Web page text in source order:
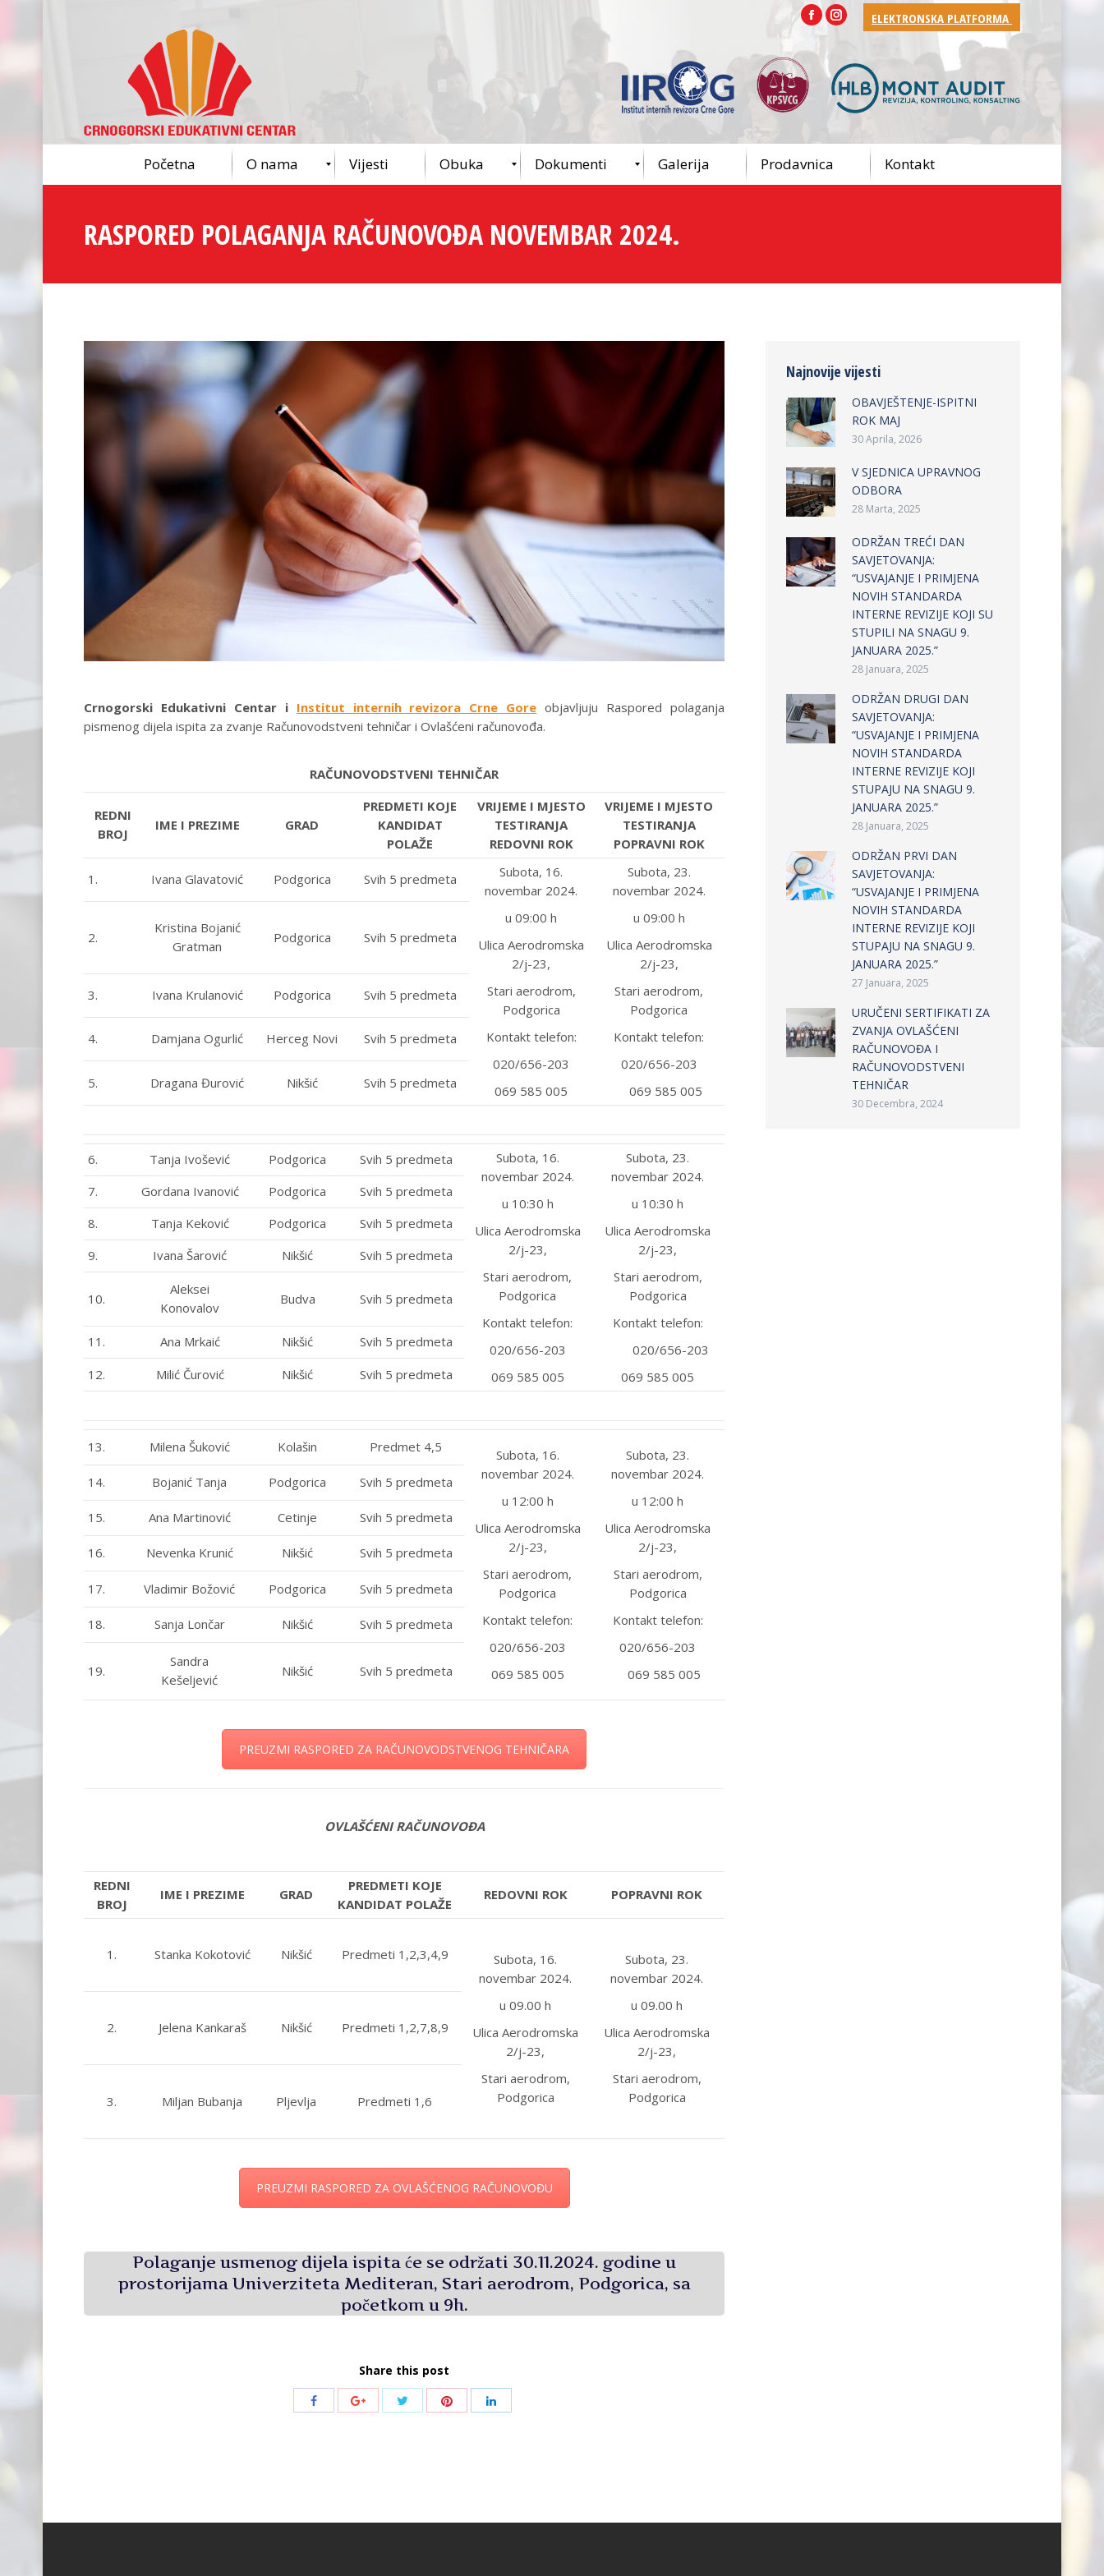
FacebookInstagramELEKTRONSKA PLATFORMA
Početna O nama Vijesti Obuka Dokumenti Galerija Prodavnica Kontakt
RASPORED POLAGANJA RAČUNOVOĐA NOVEMBAR 2024.
Crnogorski Edukativni Centar i Institut internih revizora Crne Gore objavljuju Raspored polaganja
pismenog dijela ispita za zvanje Računovodstveni tehničar i Ovlašćeni računovođa.
RAČUNOVODSTVENI TEHNIČAR
REDNI
BROJ
IME I PREZIME GRAD
PREDMETI KOJE
KANDIDAT
POLAŽE
VRIJEME I MJESTO
TESTIRANJA
REDOVNI ROK
VRIJEME I MJESTO
TESTIRANJA
POPRAVNI ROK
1. Ivana Glavatović Podgorica Svih 5 predmeta
Subota, 16.
novembar 2024.
u 09:00 h
Ulica Aerodromska
2/j-23,
Stari aerodrom,
Podgorica
Kontakt telefon:
020/656-203
069 585 005
Subota, 23.
novembar 2024.
u 09:00 h
Ulica Aerodromska
2/j-23,
Stari aerodrom,
Podgorica
Kontakt telefon:
020/656-203
069 585 005
2.
Kristina Bojanić
Gratman
Podgorica Svih 5 predmeta
3. Ivana Krulanović Podgorica Svih 5 predmeta
4. Damjana Ogurlić Herceg Novi Svih 5 predmeta
5. Dragana Đurović Nikšić Svih 5 predmeta
6. Tanja Ivošević Podgorica Svih 5 predmeta
Subota, 16.
novembar 2024.
u 10:30 h
Ulica Aerodromska
2/j-23,
Stari aerodrom,
Podgorica
Kontakt telefon:
020/656-203
069 585 005
Subota, 23.
novembar 2024.
u 10:30 h
Ulica Aerodromska
2/j-23,
Stari aerodrom,
Podgorica
Kontakt telefon:
020/656-203
069 585 005
7. Gordana Ivanović Podgorica
Svih 5 predmeta
8.
Tanja Keković Podgorica
Svih 5 predmeta
9.
Ivana Šarović Nikšić Svih 5 predmeta
10.
Aleksei
Konovalov
Budva Svih 5 predmeta
11. Ana Mrkaić Nikšić
Svih 5 predmeta
12.
Milić Čurović Nikšić Svih 5 predmeta
13. Milena Šuković Kolašin Predmet 4,5
Subota, 16.
novembar 2024.
u 12:00 h
Ulica Aerodromska
2/j-23,
Stari aerodrom,
Podgorica
Kontakt telefon:
020/656-203
069 585 005
Subota, 23.
novembar 2024.
u 12:00 h
Ulica Aerodromska
2/j-23,
Stari aerodrom,
Podgorica
Kontakt telefon:
020/656-203
069 585 005
14. Bojanić Tanja Podgorica Svih 5 predmeta
15. Ana Martinović Cetinje Svih 5 predmeta
16. Nevenka Krunić Nikšić Svih 5 predmeta
17. Vladimir Božović Podgorica Svih 5 predmeta
18. Sanja Lončar Nikšić Svih 5 predmeta
19.
Sandra
Kešeljević
Nikšić Svih 5 predmeta
PREUZMI RASPORED ZA RAČUNOVODSTVENOG TEHNIČARA
OVLAŠĆENI RAČUNOVOĐA
REDNI
BROJ
IME I PREZIME GRAD
PREDMETI KOJE
KANDIDAT POLAŽE
REDOVNI ROK POPRAVNI ROK
1. Stanka Kokotović Nikšić Predmeti 1,2,3,4,9
Subota, 16.
novembar 2024.
u 09.00 h
Ulica Aerodromska
2/j-23,
Stari aerodrom,
Podgorica
Subota, 23.
novembar 2024.
u 09.00 h
Ulica Aerodromska
2/j-23,
Stari aerodrom,
Podgorica
2. Jelena Kankaraš Nikšić Predmeti 1,2,7,8,9
3. Miljan Bubanja Pljevlja Predmeti 1,6
PREUZMI RASPORED ZA OVLAŠĆENOG RAČUNOVOĐU
Polaganje usmenog dijela ispita će se održati 30.11.2024. godine u
prostorijama Univerziteta Mediteran, Stari aerodrom, Podgorica, sa
početkom u 9h.
Share this post
Share Share
Share
Share
Najnovije vijesti
OBAVJEŠTENJE-ISPITNI
ROK MAJ
30 Aprila, 2026
V SJEDNICA UPRAVNOG
ODBORA
28 Marta, 2025
ODRŽAN TREĆI DAN
SAVJETOVANJA:
“USVAJANJE I PRIMJENA
NOVIH STANDARDA
INTERNE REVIZIJE KOJI SU
STUPILI NA SNAGU 9.
JANUARA 2025.”
28 Januara, 2025
ODRŽAN DRUGI DAN
SAVJETOVANJA:
“USVAJANJE I PRIMJENA
NOVIH STANDARDA
INTERNE REVIZIJE KOJI
STUPAJU NA SNAGU 9.
JANUARA 2025.”
28 Januara, 2025
ODRŽAN PRVI DAN
SAVJETOVANJA:
“USVAJANJE I PRIMJENA
NOVIH STANDARDA
INTERNE REVIZIJE KOJI
STUPAJU NA SNAGU 9.
JANUARA 2025.”
27 Januara, 2025
URUČENI SERTIFIKATI ZA
ZVANJA OVLAŠĆENI
RAČUNOVOĐA I
RAČUNOVODSTVENI
TEHNIČAR
30 Decembra, 2024